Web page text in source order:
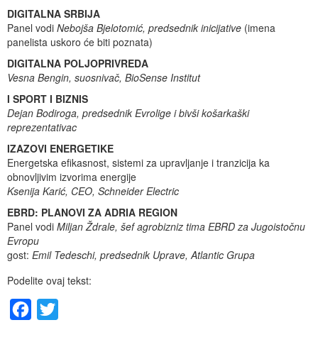
DIGITALNA SRBIJA
Panel vodi Nebojša Bjelotomić, predsednik inicijative (imena
panelista uskoro će biti poznata)
DIGITALNA POLJOPRIVREDA
Vesna Bengin, suosnivač, BioSense Institut
I SPORT I BIZNIS
Dejan Bodiroga, predsednik Evrolige i bivši košarkaški
reprezentativac
IZAZOVI ENERGETIKE
Energetska efikasnost, sistemi za upravljanje i tranzicija ka
obnovljivim izvorima energije
Ksenija Karić, CEO, Schneider Electric
EBRD: PLANOVI ZA ADRIA REGION
Panel vodi Miljan Ždrale, šef agrobizniz tima EBRD za Jugoistočnu
Evropu
gost: Emil Tedeschi, predsednik Uprave, Atlantic Grupa
Podelite ovaj tekst:
Facebook